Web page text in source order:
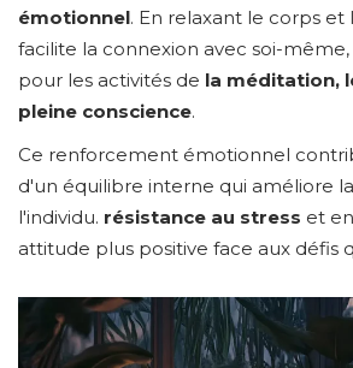
émotionnel. En relaxant le corps et
facilite la connexion avec soi-
pour les activités de la méditation,
pleine conscience.
Ce renforcement émotionnel
d'un équilibre interne qui améliore
l'individu. résistance au stress et
attitude plus positive face aux défis